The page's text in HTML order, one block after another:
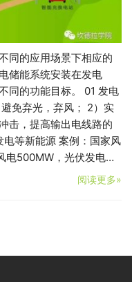
同的应用场景下相应的
储能系统安装在发电
同的功能目标。 01 发电
免弃光，弃风； 2）实
击，提高输出电线路的
等新能源 案例：国家风
电500MW，光伏发电…
阅读更多»